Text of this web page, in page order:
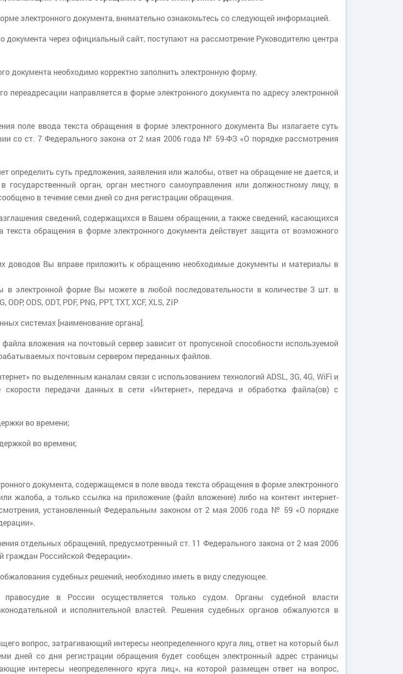
электронного документа, внимательно ознакомьтесь со следующей информацией.
через официальный сайт, поступают на рассмотрение Руководителю центра
документа необходимо корректно заполнить электронную форму.
переадресации направляется в форме электронного документа по адресу электронной
поле ввода текста обращения в форме электронного документа Вы излагаете суть
со ст. 7 Федерального закона от 2 мая 2006 года № 59-ФЗ «О порядке рассмотрения
определить суть предложения, заявления или жалобы, ответ на обращение не дается, и
орган, орган местного самоуправления или должностному лицу, в
в течение семи дней со дня регистрации обращения.
сведений, содержащихся в Вашем обращении, а также сведений, касающихся
обращения в форме электронного документа действует защита от возможного
доводов Вы вправе приложить к обращению необходимые документы и материалы в
электронной форме Вы можете в любой последовательности в количестве 3 шт. в
ODS, ODT, PDF, PNG, PPT, TXT, XCF, XLS, ZIP
системах [наименование органа].
вложения на почтовый сервер зависит от пропускной способности используемой
почтовым сервером переданных файлов.
по выделенным каналам связи с использованием технологий ADSL, 3G, 4G, WiFi и
скорости передачи данных в сети «Интернет», передача и обработка файла(ов) с
во времени;
во времени;
документа, содержащемся в поле ввода текста обращения в форме электронного
жалоба, а только ссылка на приложение (файл вложение) либо на контент интернет-
установленный Федеральным законом от 2 мая 2006 года № 59 «О порядке
отдельных обращений, предусмотренный ст. 11 Федерального закона от 2 мая 2006
Российской Федерации».
судебных решений, необходимо иметь в виду следующее.
правосудие в России осуществляется только судом. Органы судебной власти
и исполнительной властей. Решения судебных органов обжалуются в
вопрос, затрагивающий интересы неопределенного круга лиц, ответ на который был
дней со дня регистрации обращения будет сообщен электронный адрес страницы
интересы неопределенного круга лиц», на которой размещен ответ на вопрос,